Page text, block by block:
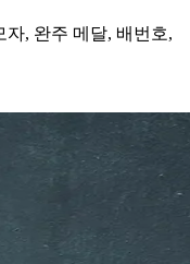
자, 완주 메달, 배번호,